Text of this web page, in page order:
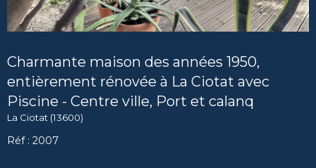
Charmante maison des années 1950,
entièrement rénovée à La Ciotat avec
Piscine - Centre ville, Port et calanq
La Ciotat (13600)
Réf : 2007